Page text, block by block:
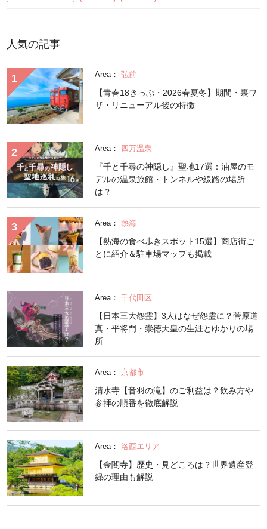
人気の記事
Area： 弘前
【青春18きっぷ・2026春夏冬】期間・裏ワ
ザ・リニューアル後の特徴
Area： 四万温泉
『千と千尋の神隠し』聖地17選：油屋のモ
デルの温泉旅館・トンネルや線路の場所
は？
Area： 熱海
【熱海の食べ歩きスポット15選】商店街ご
とに紹介＆駐車場マップも掲載
Area： 千代田区
【日本三大怨霊】3人はなぜ怨霊に？菅原道
真・平将門・崇徳天皇の生涯とゆかりの場
所
Area： 京都市
清水寺【音羽の滝】のご利益は？飲み方や
参拝の順番を徹底解説
Area： 洛西エリア
【金閣寺】歴史・見どころは？世界遺産登
録の理由も解説